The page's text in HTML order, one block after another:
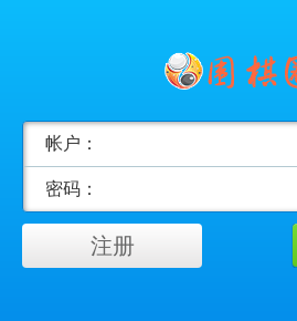
帐户：
密码：